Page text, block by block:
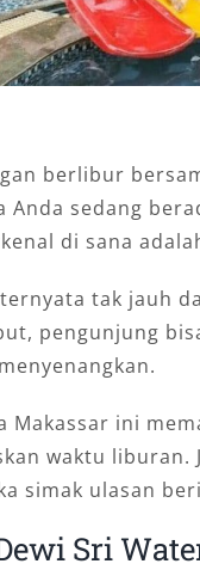
berlibur
Anda sedang
di sana
tak jauh
pengunjung
Makassar ini
waktu liburan.
simak ulasan
Sri